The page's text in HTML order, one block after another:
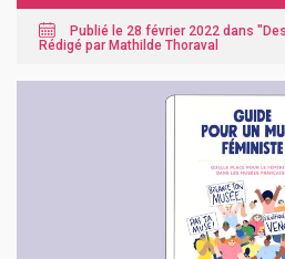
Publié le 28 février 2022 dans "
Rédigé par Mathilde Thoraval